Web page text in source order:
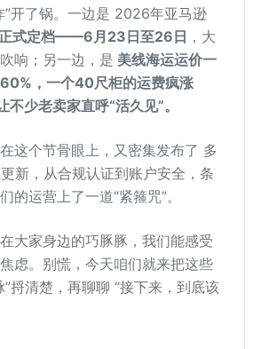
”开了锅。一边是 2026年亚马逊
式定档——6月23日至26日 ，大
响；另一边，是 美线海运运价一
，一个40尺柜的运费疯涨
少老卖家直呼“活久见”。
这个节骨眼上，又密集发布了 多
新，从合规认证到账户安全，条
的运营上了一道“紧箍咒”。
大家身边的巧豚豚，我们能感受
虑。别慌，今天咱们就来把这些
”捋清楚，再聊聊 “接下来，到底该